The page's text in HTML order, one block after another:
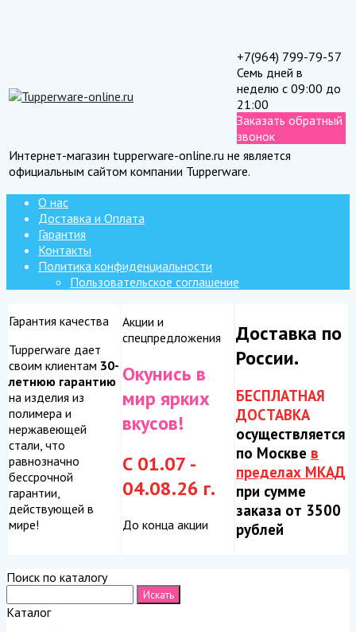
+7(964) 799-79-57
Семь дней в
неделю с 09:00 до
21:00
Заказать обратный
звонок
Интернет-магазин tupperware-online.ru не является
официальным сайтом компании Tupperware.
О нас
Доставка и Оплата
Гарантия
Контакты
Политика конфиденциальности
Пользовательское соглашение
Гарантия качества
Tupperware дает
своим клиентам 30-
летнюю гарантию
на изделия из
полимера и
нержавеющей
стали, что
равнозначно
бессрочной
гарантии,
действующей в
мире!
Акции и
спецпредложения
Окунись в
мир ярких
вкусов!
С 01.07 -
04.08.26 г.
До конца акции
Доставка по
России.
БЕСПЛАТНАЯ
ДОСТАВКА
осуществляется
по Москве в
пределах МКАД
при сумме
заказа от 3500
рублей
Поиск по каталогу
Каталог